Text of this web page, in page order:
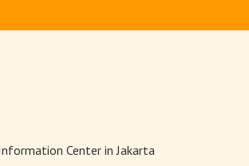
Tersedia
dengan Keindahan yang Mekar
Center in Jakarta